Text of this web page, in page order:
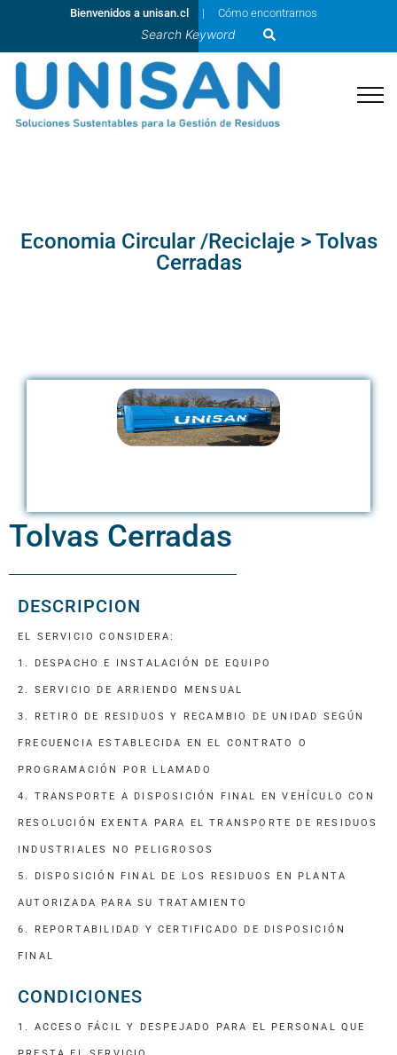
Bienvenidos a unisan.cl Cómo encontrarnos
Economia Circular /Reciclaje > Tolvas
Cerradas
Tolvas Cerradas
DESCRIPCION
EL SERVICIO CONSIDERA:
1. DESPACHO E INSTALACIÓN DE EQUIPO
2. SERVICIO DE ARRIENDO MENSUAL
3. RETIRO DE RESIDUOS Y RECAMBIO DE UNIDAD SEGÚN
FRECUENCIA ESTABLECIDA EN EL CONTRATO O
PROGRAMACIÓN POR LLAMADO
4. TRANSPORTE A DISPOSICIÓN FINAL EN VEHÍCULO CON
RESOLUCIÓN EXENTA PARA EL TRANSPORTE DE RESIDUOS
INDUSTRIALES NO PELIGROSOS
5. DISPOSICIÓN FINAL DE LOS RESIDUOS EN PLANTA
AUTORIZADA PARA SU TRATAMIENTO
6. REPORTABILIDAD Y CERTIFICADO DE DISPOSICIÓN
FINAL
CONDICIONES
1. ACCESO FÁCIL Y DESPEJADO PARA EL PERSONAL QUE